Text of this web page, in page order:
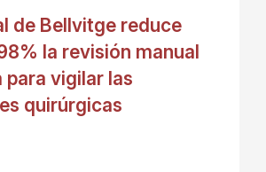
de Bellvitge reduce
la revisión manual
para vigilar las
quirúrgicas